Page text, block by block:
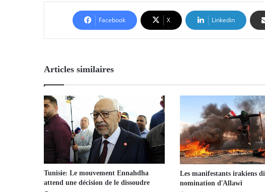
Facebook X Linkedin
Articles similaires
Tunisie: Le mouvement Ennahdha
attend une décision de le dissoudre
Les manifestants irakiens
nomination d’Allawi